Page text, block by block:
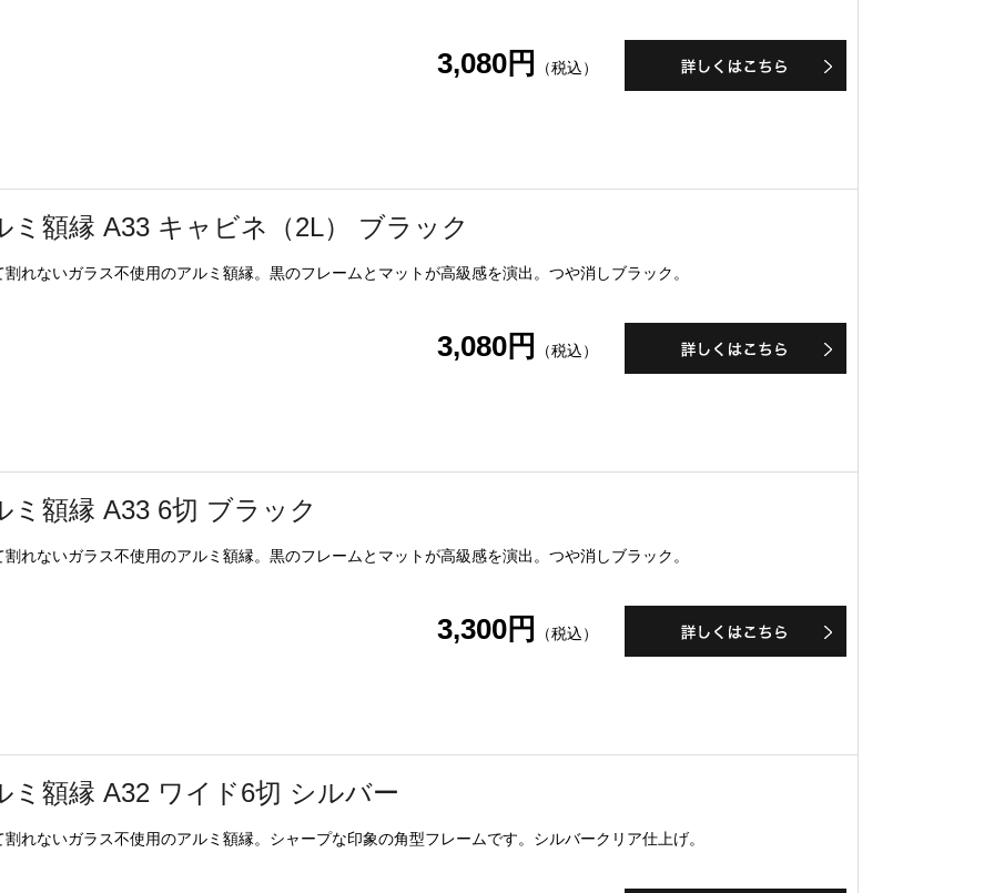
3,080円 （税込）
ミ額縁 A33 キャビネ（2L） ブラック
割れないガラス不使用のアルミ額縁。黒のフレームとマットが高級感を演出。つや消しブラック。
3,080円 （税込）
ミ額縁 A33 6切 ブラック
割れないガラス不使用のアルミ額縁。黒のフレームとマットが高級感を演出。つや消しブラック。
3,300円 （税込）
ミ額縁 A32 ワイド6切 シルバー
割れないガラス不使用のアルミ額縁。シャープな印象の角型フレームです。シルバークリア仕上げ。